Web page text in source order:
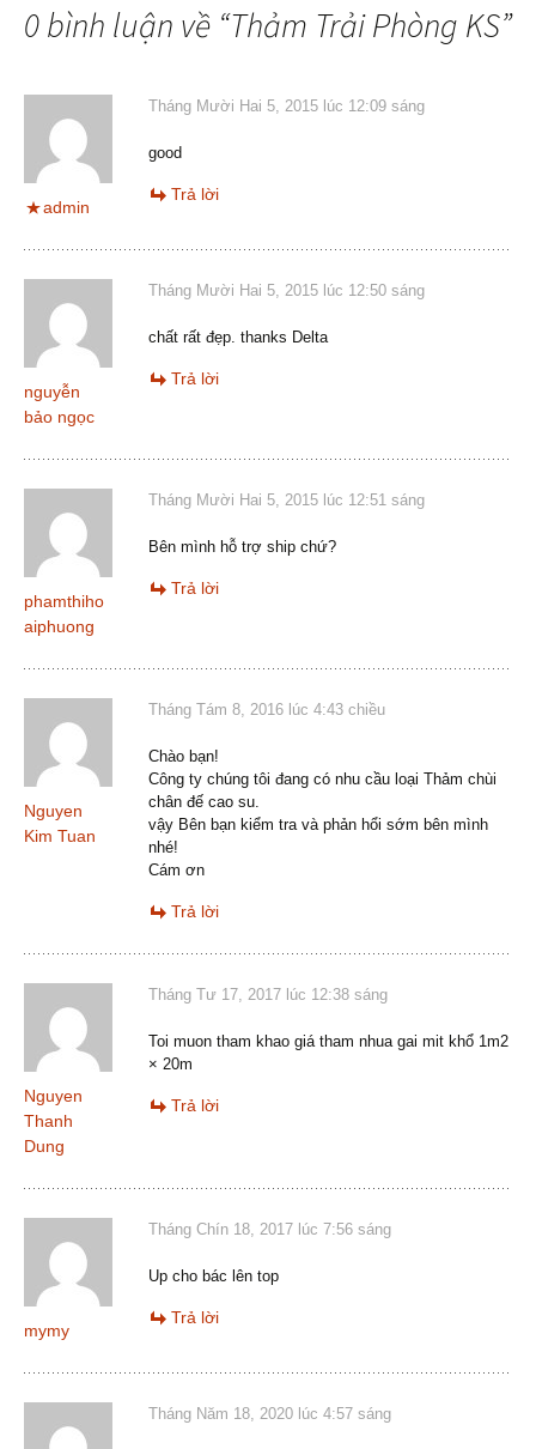
0 bình luận về “Thảm Trải Phòng KS”
admin
Tháng Mười Hai 5, 2015 lúc 12:09 sáng
good
Trả lời
nguyễn
bảo ngọc
Tháng Mười Hai 5, 2015 lúc 12:50 sáng
chất rất đẹp. thanks Delta
Trả lời
phamthiho
aiphuong
Tháng Mười Hai 5, 2015 lúc 12:51 sáng
Bên mình hỗ trợ ship chứ?
Trả lời
Nguyen
Kim Tuan
Tháng Tám 8, 2016 lúc 4:43 chiều
Chào bạn!
Công ty chúng tôi đang có nhu cầu loại Thảm chùi
chân đế cao su.
vậy Bên bạn kiểm tra và phản hổi sớm bên mình
nhé!
Cám ơn
Trả lời
Nguyen
Thanh
Dung
Tháng Tư 17, 2017 lúc 12:38 sáng
Toi muon tham khao giá tham nhua gai mit khổ 1m2
× 20m
Trả lời
mymy
Tháng Chín 18, 2017 lúc 7:56 sáng
Up cho bác lên top
Trả lời
Tháng Năm 18, 2020 lúc 4:57 sáng